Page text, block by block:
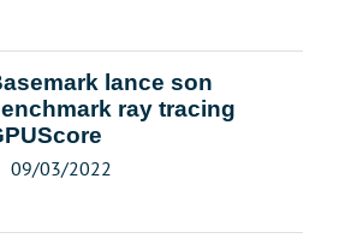
lance son
ray tracing
09/03/2022